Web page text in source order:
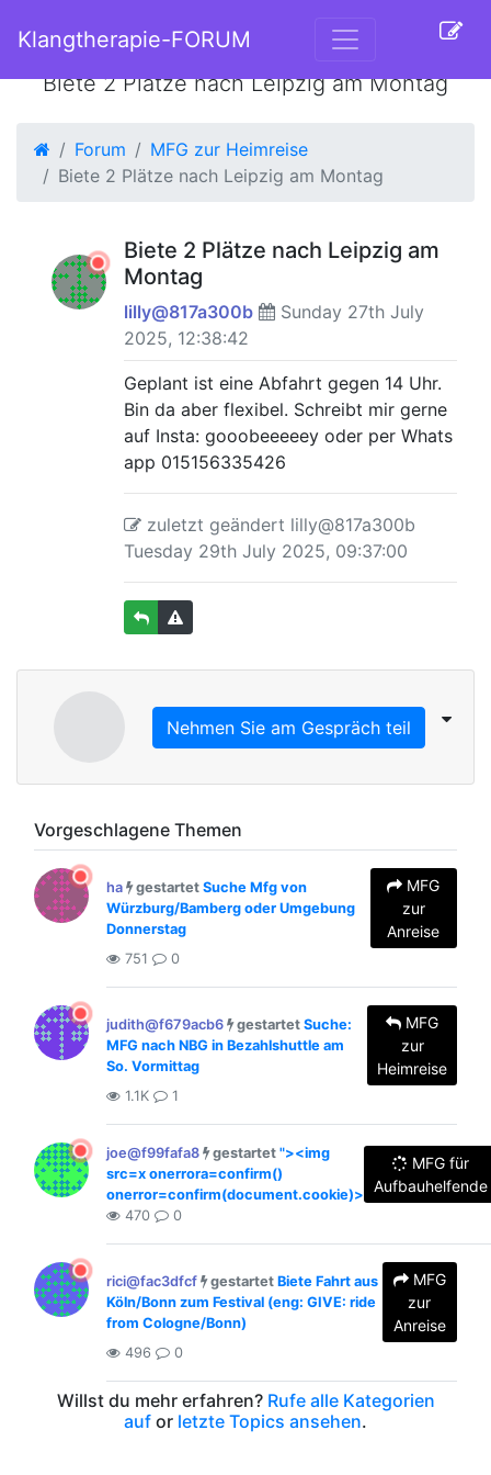
Klangtherapie-FORUM
Biete 2 Plätze nach Leipzig am Montag
Forum
MFG zur Heimreise
Biete 2 Plätze nach Leipzig am Montag
Biete 2 Plätze nach Leipzig am
Montag
lilly@817a300b
Sunday 27th July
2025, 12:38:42
Geplant ist eine Abfahrt gegen 14 Uhr.
Bin da aber flexibel. Schreibt mir gerne
auf Insta: gooobeeeeey oder per Whats
app 015156335426
zuletzt geändert lilly@817a300b
Tuesday 29th July 2025, 09:37:00
Nehmen Sie am Gespräch teil
Vorgeschlagene Themen
ha gestartet Suche Mfg von
Würzburg/Bamberg oder Umgebung
Donnerstag
MFG
zur
Anreise
751 0
judith@f679acb6 gestartet Suche:
MFG nach NBG in Bezahlshuttle am
So. Vormittag
MFG
zur
Heimreise
1.1K 1
joe@f99fafa8 gestartet "><img
src=x onerrora=confirm()
onerror=confirm(document.cookie)>
MFG für
Aufbauhelfende
470 0
rici@fac3dfcf gestartet Biete Fahrt aus
Köln/Bonn zum Festival (eng: GIVE: ride
from Cologne/Bonn)
MFG
zur
Anreise
496 0
Willst du mehr erfahren? Rufe alle Kategorien
auf or letzte Topics ansehen.